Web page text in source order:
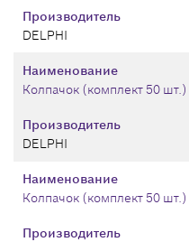
Производитель
DELPHI
Производитель
DELPHI
Наименование
Колпачок (комплект 50 шт.)
Производитель
Наименование
Колпачок (комплект 50 шт.)